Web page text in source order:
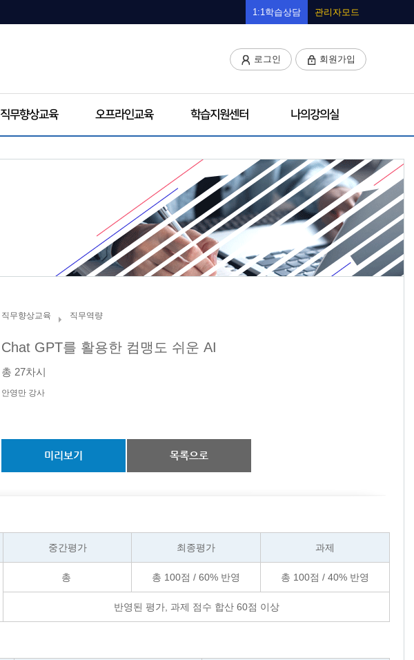
관리자모드
1:1학습상담
로그인 회원가입
직무향상교육 오프라인교육 학습지원센터 나의강의실
직무향상교육 직무역량
Chat GPT를 활용한 컴맹도 쉬운 AI
총 27차시
안영만 강사
미리보기 목록으로
중간평가 최종평가 과제
총 총 100점 / 60% 반영 총 100점 / 40% 반영
반영된 평가, 과제 점수 합산 60점 이상